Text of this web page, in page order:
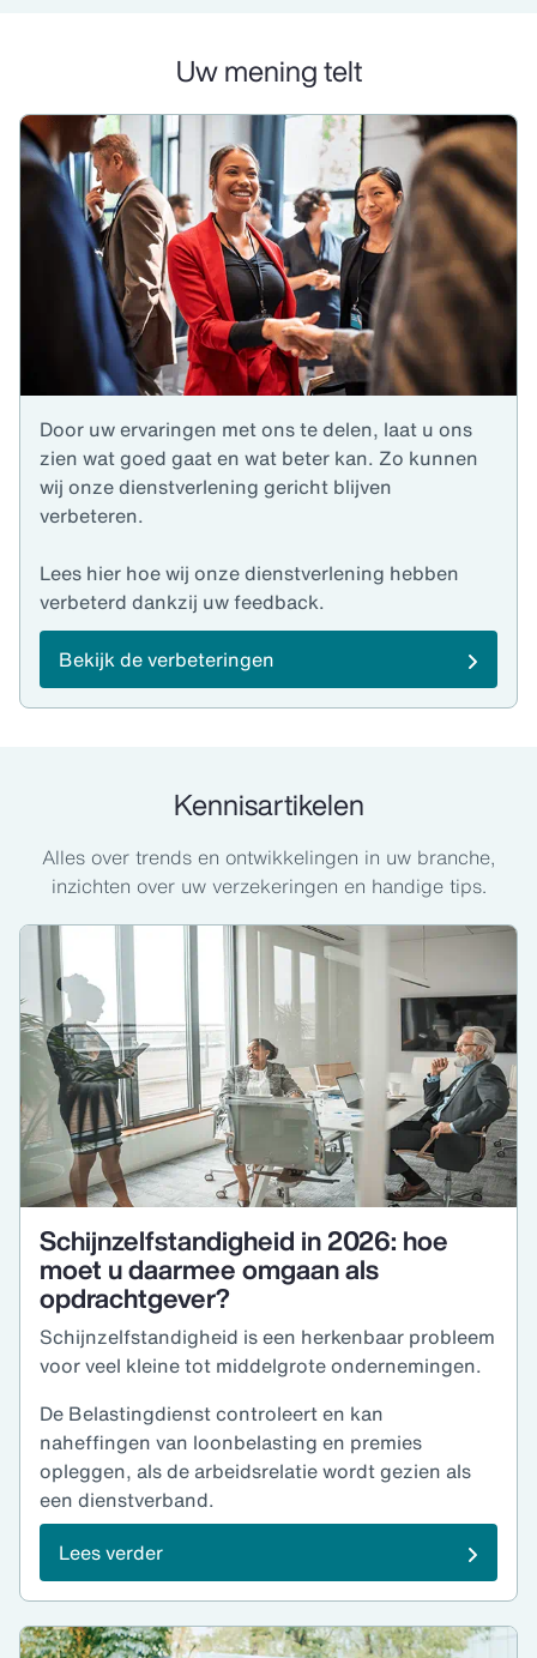
Uw mening telt
Door uw ervaringen met ons te delen, laat u ons
zien wat goed gaat en wat beter kan. Zo kunnen
wij onze dienstverlening gericht blijven
verbeteren.
Lees hier hoe wij onze dienstverlening hebben
verbeterd dankzij uw feedback.
Bekijk de verbeteringen
Kennisartikelen
Alles over trends en ontwikkelingen in uw branche,
inzichten over uw verzekeringen en handige tips.
Schijnzelfstandigheid in 2026: hoe
moet u daarmee omgaan als
opdrachtgever?
Schijnzelfstandigheid is een herkenbaar probleem
voor veel kleine tot middelgrote ondernemingen.
De Belastingdienst controleert en kan
naheffingen van loonbelasting en premies
opleggen, als de arbeidsrelatie wordt gezien als
een dienstverband.
Lees verder